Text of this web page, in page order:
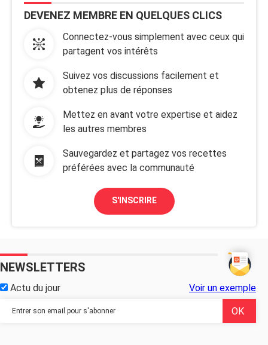
DEVENEZ MEMBRE EN QUELQUES CLICS
Connectez-vous simplement avec ceux qui
partagent vos intérêts
Suivez vos discussions facilement et
obtenez plus de réponses
Mettez en avant votre expertise et aidez
les autres membres
Sauvegardez et partagez vos recettes
préférées avec la communauté
S'INSCRIRE
NEWSLETTERS
Actu du jour Voir un exemple